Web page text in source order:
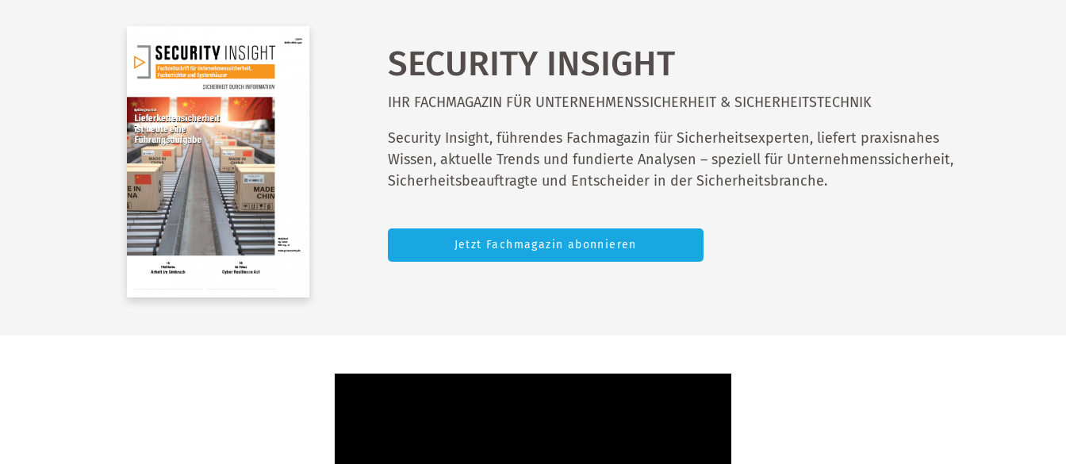
SECURITY INSIGHT
IHR FACHMAGAZIN FÜR UNTERNEHMENSSICHERHEIT & SICHERHEITSTECHNIK
Security Insight, führendes Fachmagazin für Sicherheitsexperten, liefert praxisnahes
Wissen, aktuelle Trends und fundierte Analysen – speziell für Unternehmenssicherheit,
Sicherheitsbeauftragte und Entscheider in der Sicherheitsbranche.
Jetzt Fachmagazin abonnieren